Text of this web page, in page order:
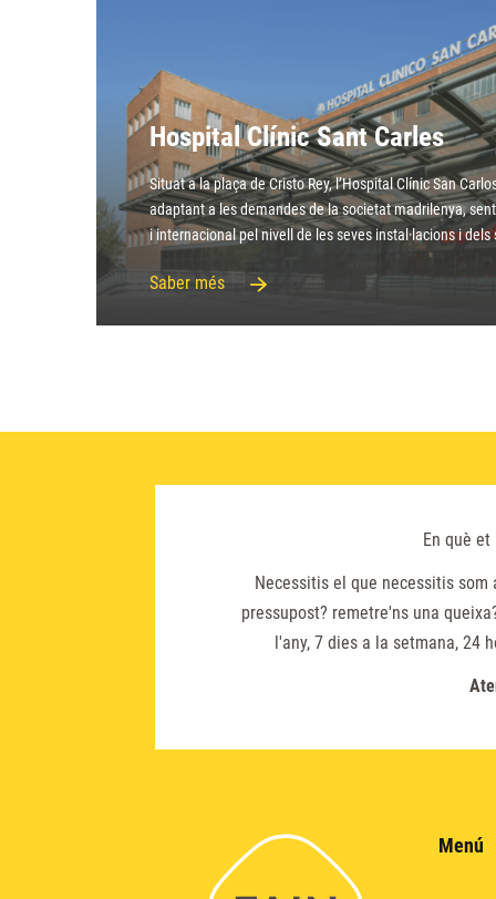
Hospital Clínic Sant Carles
Situat a la plaça de Cristo Rey, l’Hospital Clínic San
adaptant a les demandes de la societat madrilenya,
i internacional pel nivell de les seves instal·lacions i dels
Saber més
En què et
Necessitis el que necessitis
pressupost? remetre'ns una
l'any, 7 dies a la setmana, 24
Menú